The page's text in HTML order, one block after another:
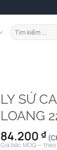
Tìm
kiếm:
LY SỨ
LOANG
84.200 ₫
Giá bậc MOQ —